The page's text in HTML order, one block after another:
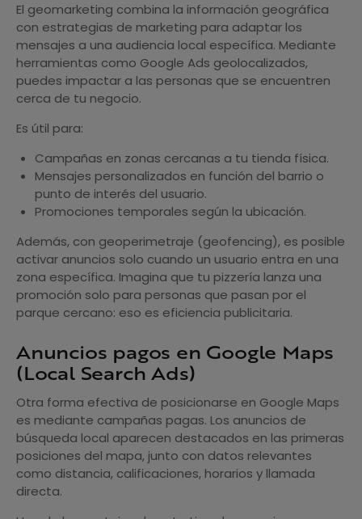
El geomarketing combina la información geográfica
con estrategias de marketing para adaptar los
mensajes a una audiencia local específica. Mediante
herramientas como Google Ads geolocalizados,
puedes impactar a las personas que se encuentren
cerca de tu negocio.
Es útil para:
Campañas en zonas cercanas a tu tienda física.
Mensajes personalizados en función del barrio o
punto de interés del usuario.
Promociones temporales según la ubicación.
Además, con geoperimetraje (geofencing), es posible
activar anuncios solo cuando un usuario entra en una
zona específica. Imagina que tu pizzería lanza una
promoción solo para personas que pasan por el
parque cercano: eso es eficiencia publicitaria.
Anuncios pagos en Google Maps
(Local Search Ads)
Otra forma efectiva de posicionarse en Google Maps
es mediante campañas pagas. Los anuncios de
búsqueda local aparecen destacados en las primeras
posiciones del mapa, junto con datos relevantes
como distancia, calificaciones, horarios y llamada
directa.